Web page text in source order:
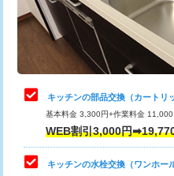
め込み）)
給水管工事※（土の掘削・埋め
給水管工事※（塩ビ管（VP・
用/3ｍまで)
給水管工事※（塩ビ管（VP・
用（追加）/3ｍ超え)
止水・漏水調査・防水処理・清
理・調整・分解・加工など（
止水・漏水調査・防水処理・
理・調整・分解・加工など（中
止水・漏水調査・防水処理・
理・調整・分解・加工など（
お風呂タンク脱着
キッチンの部品交換（カートリ
基本料金 3,300円+作業料金
WEB割引3,000円
キッチンの水栓交換（ワンホー